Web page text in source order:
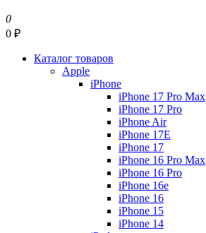
0
0 ₽
Каталог товаров
Apple
iPhone
iPhone 17 Pro Max
iPhone 17 Pro
iPhone Air
iPhone 17E
iPhone 17
iPhone 16 Pro Max
iPhone 16 Pro
iPhone 16e
iPhone 16
iPhone 15
iPhone 14